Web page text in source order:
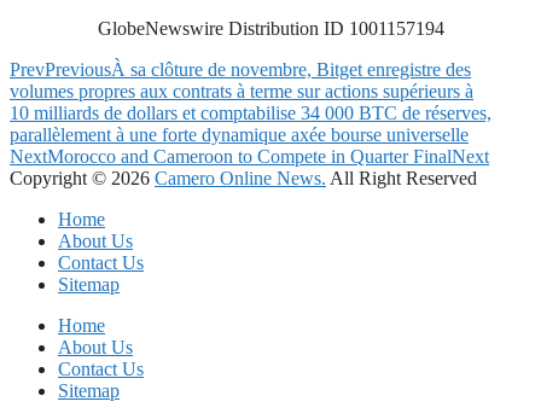
GlobeNewswire Distribution ID 1001157194
PrevPreviousÀ sa clôture de novembre, Bitget enregistre des
volumes propres aux contrats à terme sur actions supérieurs à
10 milliards de dollars et comptabilise 34 000 BTC de réserves,
parallèlement à une forte dynamique axée bourse universelle
NextMorocco and Cameroon to Compete in Quarter FinalNext
Copyright © 2026 Camero Online News. All Right Reserved
Home
About Us
Contact Us
Sitemap
Home
About Us
Contact Us
Sitemap